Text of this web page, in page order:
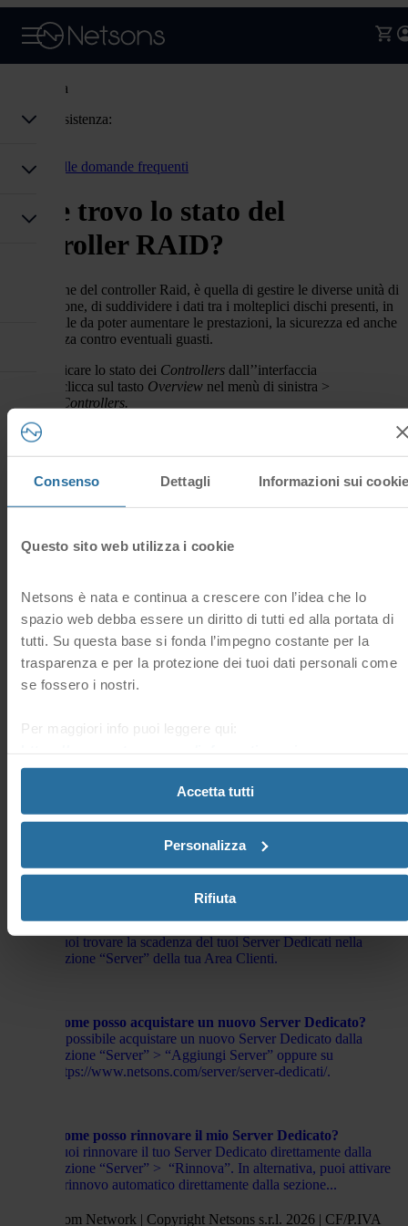
Consenso Dettagli Informazioni sui cookie
Questo sito web utilizza i cookie
Netsons è nata e continua a crescere con l’idea che lo
spazio web debba essere un diritto di tutti ed alla portata di
tutti. Su questa base si fonda l’impegno costante per la
trasparenza e per la protezione dei tuoi dati personali come
se fossero i nostri.
Per maggiori info puoi leggere qui:
Accetta tutti
Personalizza
Rifiuta
Assistenza
Codice assistenza:
Torna alle domande frequenti
Dove trovo lo stato del
controller RAID?
La funzione del controller Raid, è quella di gestire le diverse unità di
archiviazione, di suddividere i dati tra i molteplici dischi presenti, in
maniera tale da poter aumentare le prestazioni, la sicurezza ed anche
la tolleranza contro eventuali guasti.
Puoi verificare lo stato dei Controllers dall’’interfaccia
iDRAC>clicca sul tasto Overview nel menù di sinistra >
Controllers.
Ti verranno mostrate qui le seguenti informazioni: nome,
visionare maggiori dettagli.
16 Utenti hanno trovato questa risposta utile
risposta?
Domande frequenti correlate
Trovi l’elenco dei tuoi Server Dedicati nella sezione
Dove posso visionare lo stato dei miei Server Dedicati?
sezione “Server” della tua Area Clienti.
Dedicati?
Puoi trovare la scadenza del tuoi Server Dedicati nella
sezione “Server” della tua Area Clienti.
Come posso acquistare un nuovo Server Dedicato?
È possibile acquistare un nuovo Server Dedicato dalla
sezione “Server” > “Aggiungi Server” oppure su
https://www.netsons.com/server/server-dedicati/.
Come posso rinnovare il mio Server Dedicato?
Puoi rinnovare il tuo Server Dedicato direttamente dalla
sezione “Server” > “Rinnova”. In alternativa, puoi attivare
il rinnovo automatico direttamente dalla sezione...
Netsons.com Network | Copyright Netsons s.r.l. 2026 | CF/P.IVA